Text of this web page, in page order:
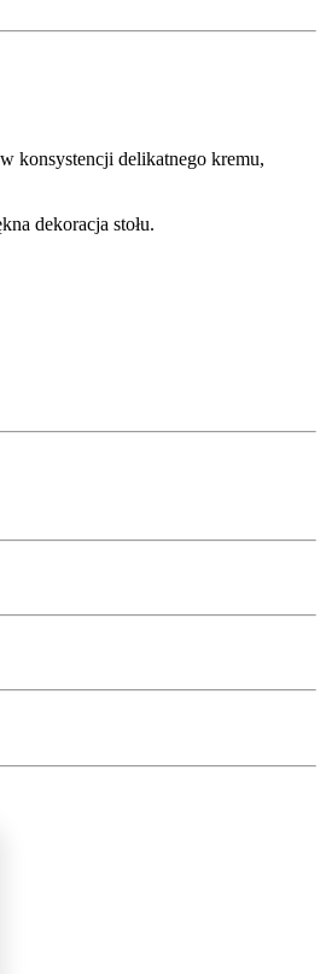
konsystencji delikatnego kremu,
dekoracja stołu.